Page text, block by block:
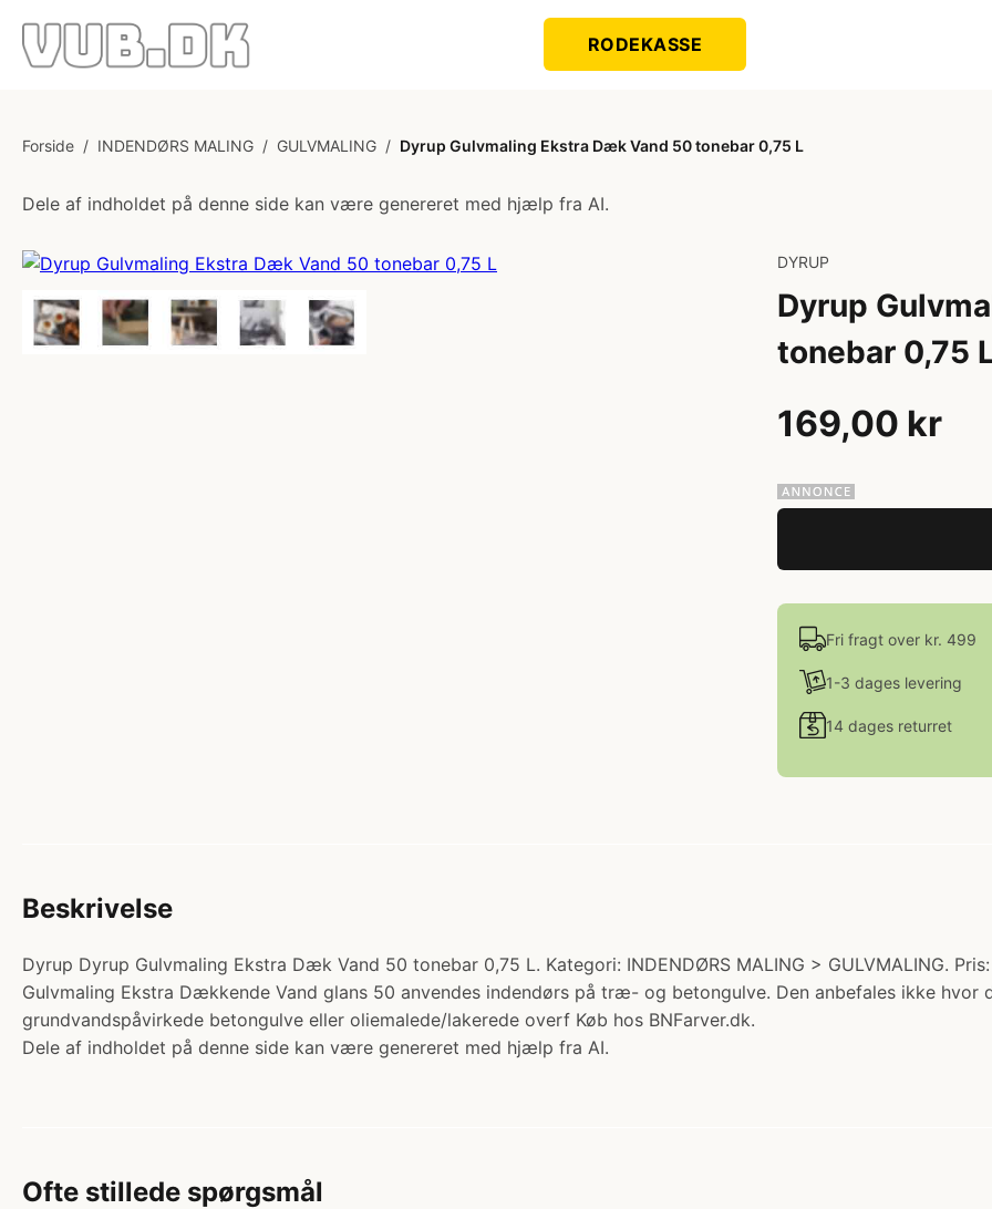
RODEKASSE
Forside / INDENDØRS MALING / GULVMALING / Dyrup Gulvmaling Ekstra Dæk Vand 50 tonebar 0,75 L
Dele af indholdet på denne side kan være genereret med hjælp fra AI.
DYRUP
Dyrup
tonebar 0,75
169,00 kr
Fri fragt over kr. 499
1-3 dages levering
14 dages returret
Beskrivelse
Dyrup Dyrup Gulvmaling Ekstra Dæk Vand 50 tonebar 0,75 L. Kategori: INDENDØRS MALING > GULVMALING. Pris:
Gulvmaling Ekstra Dækkende Vand glans 50 anvendes indendørs på træ- og betongulve. Den anbefales ikke hvor
grundvandspåvirkede betongulve eller oliemalede/lakerede overf Køb hos BNFarver.dk.
Dele af indholdet på denne side kan være genereret med hjælp fra AI.
Ofte stillede spørgsmål